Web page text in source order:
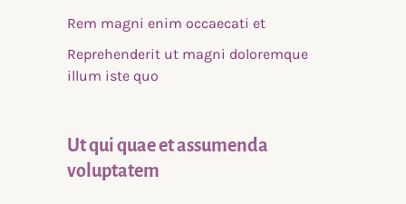
Rem magni enim occaecati et
Reprehenderit ut magni doloremque
illum iste quo
Ut qui quae et assumenda
voluptatem